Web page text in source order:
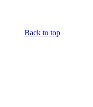
Back to top